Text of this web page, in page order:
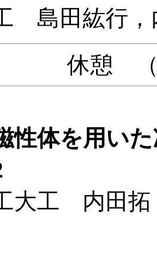
島田紘行，
休憩 （
性体を用い
大工 内田拓